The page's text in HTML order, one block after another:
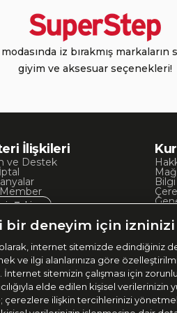
iz bırakmış markaların
giyim ve aksesuar seçenekleri!
İlişkileri
ve Destek
Takip
Site
bir deneyim için
internet sitemizde edindiğiniz
ve ilgi alanlarınıza göre
İnternet sitemizin çalışması için
elde edilen kişisel verilerinizin
çerezlere ilişkin tercihlerinizi